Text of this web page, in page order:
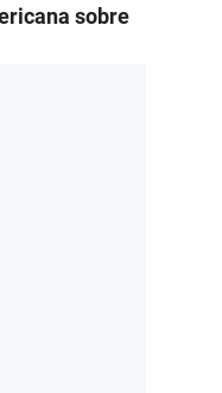
sobre